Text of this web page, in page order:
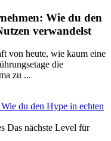
Wie du den
verwandelst
von heute, wie kaum eine
die
zu ...
du den Hype in echten